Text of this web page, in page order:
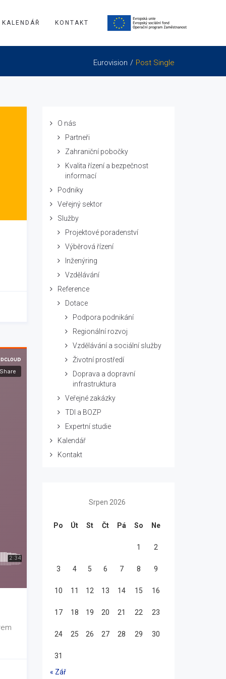
KALENDÁŘ KONTAKT
Eurovision Post Single
O nás
Partneři
Zahraniční pobočky
Kvalita řízení a bezpečnost
informací
Podniky
Veřejný sektor
Služby
Projektové poradenství
Výběrová řízení
Inženýring
Vzdělávání
Reference
Dotace
Podpora podnikání
Regionální rozvoj
Vzdělávání a sociální služby
Životní prostředí
Doprava a dopravní
infrastruktura
Veřejné zakázky
TDI a BOZP
Expertní studie
Kalendář
Kontakt
Srpen 2026
Po Út St Čt Pá So Ne
1 2
3 4 5 6 7 8 9
10 11 12 13 14 15 16
17 18 19 20 21 22 23
24 25 26 27 28 29 30
31
« Zář